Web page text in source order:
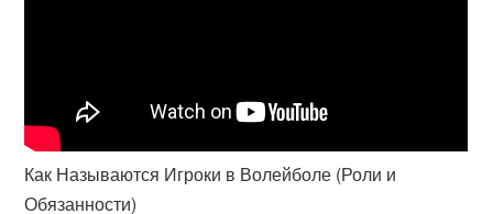
Как Называются Игроки в Волейболе (Роли и
Обязанности)